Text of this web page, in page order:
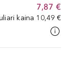
7,87 €
kaina 10,49 €